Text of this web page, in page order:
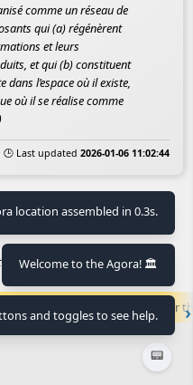
comme un réseau de
qui (a) régénèrent
et leurs
et qui (b) constituent
dans l’espace où il existe,
où il se réalise comme
🕒 Last updated 2026-01-06 11:02:44
found.
2026-08-08 22:25:55+02:00 for
📟
location assembled in 0.3s.
Welcome to the Agora! 🏛️
and toggles to see help.